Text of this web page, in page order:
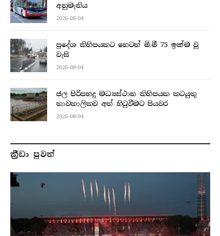
අනුමැතිය
2026-08-04
ප්‍රදේශ කිහිපයකට හෙටත් මි.මී 75 ඉක්ම වූ
වැසි
2026-08-04
ජල පිරිපහදු මධ්‍යස්ථාන කිහිපයක කටයුතු
තාවකාලිකව අත් හිටුවීමට පියවර
2026-08-04
ක්‍රීඩා පුවත්